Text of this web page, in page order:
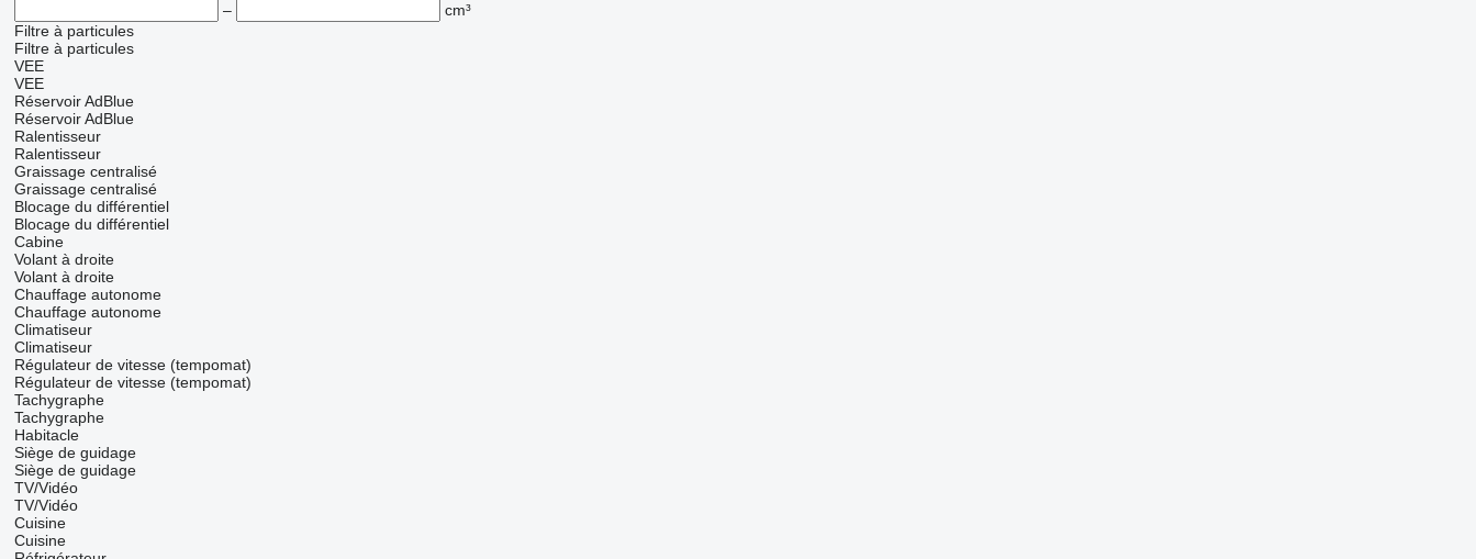
–
cm³
Filtre à particules
Filtre à particules
VEE
VEE
Réservoir AdBlue
Réservoir AdBlue
Ralentisseur
Ralentisseur
Graissage centralisé
Graissage centralisé
Blocage du différentiel
Blocage du différentiel
Cabine
Volant à droite
Volant à droite
Chauffage autonome
Chauffage autonome
Climatiseur
Climatiseur
Régulateur de vitesse (tempomat)
Régulateur de vitesse (tempomat)
Tachygraphe
Tachygraphe
Habitacle
Siège de guidage
Siège de guidage
TV/Vidéo
TV/Vidéo
Cuisine
Cuisine